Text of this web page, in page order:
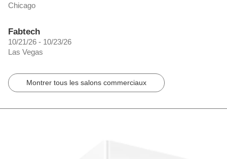
Chicago
Fabtech
10/21/26 - 10/23/26
Las Vegas
Montrer tous les salons commerciaux